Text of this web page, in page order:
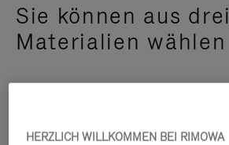
Sie können aus drei
Materialien wählen
HERZLICH WILLKOMMEN BEI RIMOWA